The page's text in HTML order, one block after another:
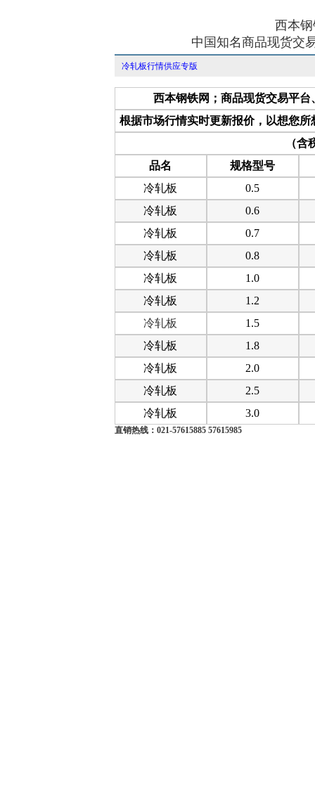
西本
中国知名商品现货交
冷轧板行情供应专版
西本钢铁网；商品现货交易平
根据市场行情实时更新报价，以想您
（含
品名
规格型号
冷轧板
0.5
冷轧板
0.6
冷轧板
0.7
冷轧板
0.8
冷轧板
1.0
冷轧板
1.2
冷轧板
1.5
冷轧板
1.8
冷轧板
2.0
冷轧板
2.5
冷轧板
3.0
直销热线：021-57615885 57615985